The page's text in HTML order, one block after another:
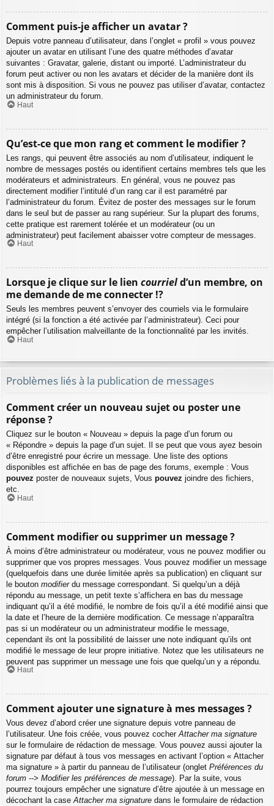
Comment puis-je afficher un avatar ?
Depuis votre panneau d’utilisateur, dans l’onglet « profil » vous pouvez
ajouter un avatar en utilisant l’une des quatre méthodes d’avatar
suivantes : Gravatar, galerie, distant ou importé. L’administrateur du
forum peut activer ou non les avatars et décider de la manière dont ils
sont mis à disposition. Si vous ne pouvez pas utiliser d’avatar, contactez
un administrateur du forum.
Haut
Qu’est-ce que mon rang et comment le modifier ?
Les rangs, qui peuvent être associés au nom d’utilisateur, indiquent le
nombre de messages postés ou identifient certains membres tels que les
modérateurs et administrateurs. En général, vous ne pouvez pas
directement modifier l’intitulé d’un rang car il est paramétré par
l’administrateur du forum. Évitez de poster des messages sur le forum
dans le seul but de passer au rang supérieur. Sur la plupart des forums,
cette pratique est rarement tolérée et un modérateur (ou un
administrateur) peut facilement abaisser votre compteur de messages.
Haut
Lorsque je clique sur le lien courrield’un membre, on
me demande de me connecter !?
Seuls les membres peuvent s’envoyer des courriels via le formulaire
intégré (si la fonction a été activée par l’administrateur). Ceci pour
empêcher l’utilisation malveillante de la fonctionnalité par les invités.
Haut
Problèmes liés à la publication de messages
Comment créer un nouveau sujet ou poster une
réponse ?
Cliquez sur le bouton « Nouveau » depuis la page d’un forum ou
« Répondre » depuis la page d’un sujet. Il se peut que vous ayez besoin
d’être enregistré pour écrire un message. Une liste des options
disponibles est affichée en bas de page des forums, exemple : Vous
pouvez poster de nouveaux sujets, Vous pouvez joindre des fichiers,
etc.
Haut
Comment modifier ou supprimer un message ?
À moins d’être administrateur ou modérateur, vous ne pouvez modifier ou
supprimer que vos propres messages. Vous pouvez modifier un message
(quelquefois dans une durée limitée après sa publication) en cliquant sur
le bouton modifierdu message correspondant. Si quelqu’un a déjà
répondu au message, un petit texte s’affichera en bas du message
indiquant qu’il a été modifié, le nombre de fois qu’il a été modifié ainsi que
la date et l’heure de la dernière modification. Ce message n’apparaîtra
pas si un modérateur ou un administrateur modifie le message,
cependant ils ont la possibilité de laisser une note indiquant qu’ils ont
modifié le message de leur propre initiative. Notez que les utilisateurs ne
peuvent pas supprimer un message une fois que quelqu’un y a répondu.
Haut
Comment ajouter une signature à mes messages ?
Vous devez d’abord créer une signature depuis votre panneau de
l’utilisateur. Une fois créée, vous pouvez cocherAttacher ma signature
sur le formulaire de rédaction de message. Vous pouvez aussi ajouter la
signature par défaut à tous vos messages en activant l’option « Attacher
ma signature » à partir du panneau de l’utilisateur (onglet Préférences du
forum --> Modifier les préférences de message). Par la suite, vous
pourrez toujours empêcher une signature d’être ajoutée à un message en
décochant la caseAttacher ma signature dans le formulaire de rédaction